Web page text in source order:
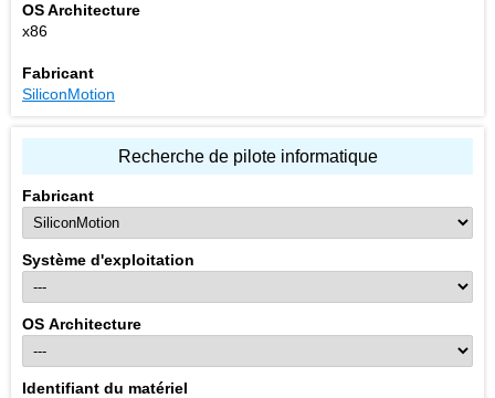
OS Architecture
x86
Fabricant
SiliconMotion
Recherche de pilote informatique
Fabricant
Système d'exploitation
OS Architecture
Identifiant du matériel